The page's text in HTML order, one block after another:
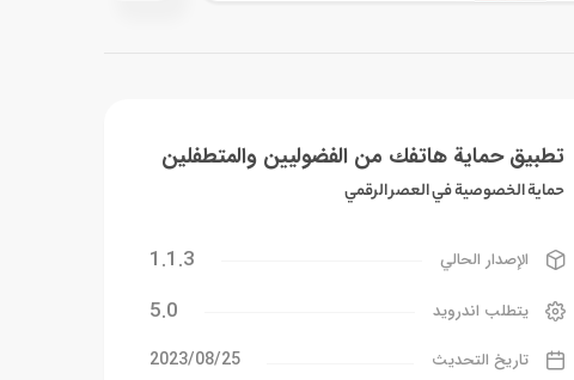
تطبيق حماية هاتفك من الفضوليين والمتطفلين
حماية الخصوصية في العصر الرقمي
الإصدار الحالي 1.1.3
يتطلب اندرويد 5.0
تاريخ التحديث 25‏/08‏/2023